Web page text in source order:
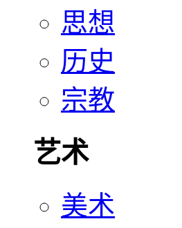
思想
历史
宗教
艺术
美术